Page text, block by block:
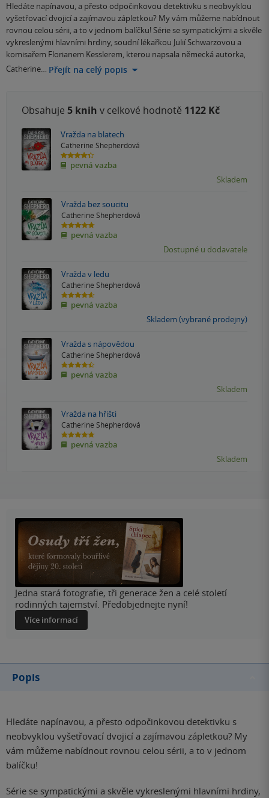
Hledáte napínavou, a přesto odpočinkovou detektivku s neobvyklou
vyšetřovací dvojicí a zajímavou zápletkou? My vám můžeme nabídnout
rovnou celou sérii, a to v jednom balíčku! Série se sympatickými a skvěle
vykreslenými hlavními hrdiny, soudní lékařkou Julií Schwarzovou a
komisařem Florianem Kesslerem, kterou napsala německá autorka,
Catherine… Přejít na celý popis
Obsahuje 5 knih v celkové hodnotě 1122 Kč
Vražda na blatech
Catherine Shepherdová
4.4
z
pevná vazba
Skladem
Vražda bez soucitu
Catherine Shepherdová
4.7
z
pevná vazba
Dostupné u dodavatele
Vražda v ledu
Catherine Shepherdová
4.6
z
pevná vazba
Skladem (vybrané prodejny)
Vražda s nápovědou
Catherine Shepherdová
4.5
z
pevná vazba
Skladem
Vražda na hřišti
Catherine Shepherdová
4.8
z
pevná vazba
Skladem
Jedna stará fotografie, tři generace žen a celé století
rodinných tajemství. Předobjednejte nyní!
Více informací
Popis
Hledáte napínavou, a přesto odpočinkovou detektivku s
neobvyklou vyšetřovací dvojicí a zajímavou zápletkou? My
vám můžeme nabídnout rovnou celou sérii, a to v jednom
balíčku!
Série se sympatickými a skvěle vykreslenými hlavními hrdiny,